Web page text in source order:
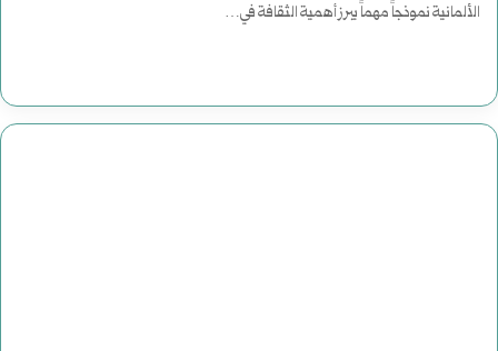
الألمانية نموذجاً مهماً يبرز أهمية الثقافة في…